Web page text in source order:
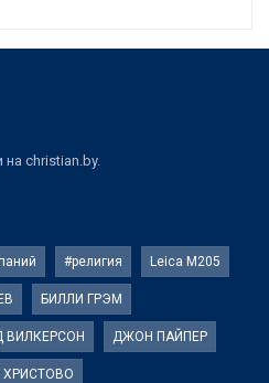
christian.by.
#религия Leica M205
БИЛЛИ ГРЭМ
ВИЛКЕРСОН ДЖОН ПАЙПЕР